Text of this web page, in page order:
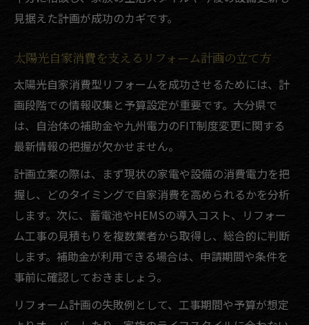
見据えた計画が成功のカギです。
太陽光自家消費を支えるリフォーム計画の立て方
太陽光自家消費型リフォームを成功させるためには、計
画段階での情報収集と予算設定が重要です。大分県で
は、自治体の補助金や九州電力のFIT制度変更に関する
最新情報の把握が欠かせません。
計画立案の際は、まず現状の家電や設備の消費電力を把
握し、どのタイミングで自家消費を高められるかを分析
します。次に、蓄電池やHEMSの導入コスト、リフォー
ム工事の見積もりを複数業者から取得し、総合的に判断
します。補助金が利用できる場合は、申請期間や条件を
事前に確認しておきましょう。
リフォーム計画の失敗例として、工事期間や予算が想定